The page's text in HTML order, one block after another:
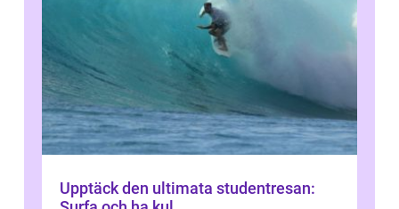
Upptäck den ultimata studentresan: